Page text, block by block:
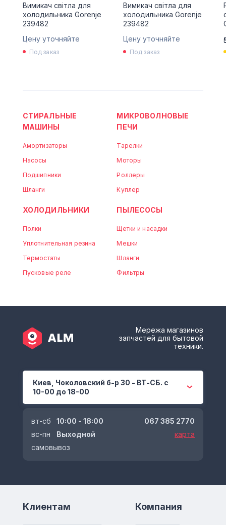
Вимикач світла для
холодильника Gorenje
239482
Цену уточняйте
Под заказ
Вимикач світла для
холодильника Gorenje
239482
Цену уточняйте
Под заказ
СТИРАЛЬНЫЕ
МАШИНЫ
Амортизаторы
Насосы
Подшипники
Шланги
МИКРОВОЛНОВЫЕ
ПЕЧИ
Тарелки
Моторы
Роллеры
Куплер
ХОЛОДИЛЬНИКИ
Полки
Уплотнительная резина
Термостаты
Пусковые реле
ПЫЛЕСОСЫ
Щетки и насадки
Мешки
Шланги
Фильтры
Мережа магазинов
запчастей для бытовой
техники.
Киев, Чоколовский б-р 30 - ВТ-СБ. с
10-00 до 18-00
вт-сб
10:00 - 18:00
вс-пн
Выходной
самовывоз
067 385 2770
карта
Клиентам Компания